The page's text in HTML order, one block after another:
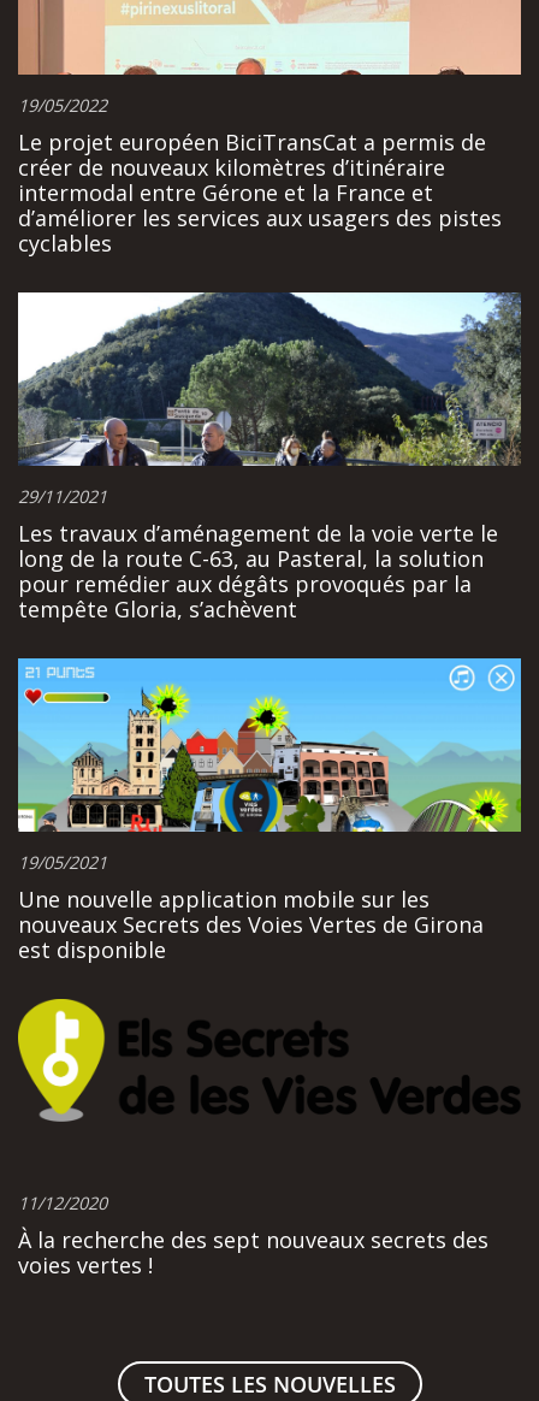
19/05/2022
Le projet européen BiciTransCat a permis de
créer de nouveaux kilomètres d’itinéraire
intermodal entre Gérone et la France et
d’améliorer les services aux usagers des pistes
cyclables
29/11/2021
Les travaux d’aménagement de la voie verte le
long de la route C-63, au Pasteral, la solution
pour remédier aux dégâts provoqués par la
tempête Gloria, s’achèvent
19/05/2021
Une nouvelle application mobile sur les
nouveaux Secrets des Voies Vertes de Girona
est disponible
11/12/2020
À la recherche des sept nouveaux secrets des
voies vertes !
TOUTES LES NOUVELLES